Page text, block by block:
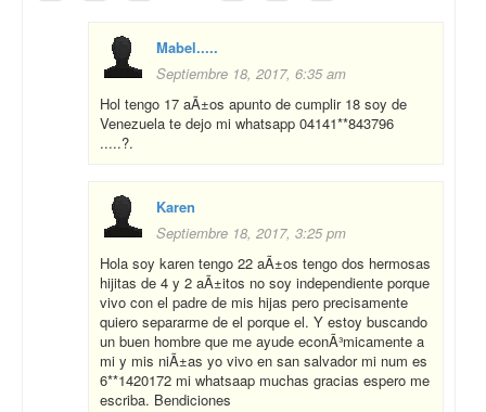
Mabel.....
Septiembre 18, 2017, 6:35 am
Hol tengo 17 aÃ±os apunto de cumplir 18 soy de
Venezuela te dejo mi whatsapp 04141**843796
.....?.
Karen
Septiembre 18, 2017, 3:25 pm
Hola soy karen tengo 22 aÃ±os tengo dos hermosas
hijitas de 4 y 2 aÃ±itos no soy independiente porque
vivo con el padre de mis hijas pero precisamente
quiero separarme de el porque el. Y estoy buscando
un buen hombre que me ayude econÃ³micamente a
mi y mis niÃ±as yo vivo en san salvador mi num es
6**1420172 mi whatsaap muchas gracias espero me
escriba. Bendiciones